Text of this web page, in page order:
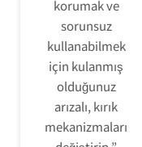
korumak ve
sorunsuz
kullanabilmek
için kulanmış
olduğunuz
arızalı, kırık
mekanizmaları